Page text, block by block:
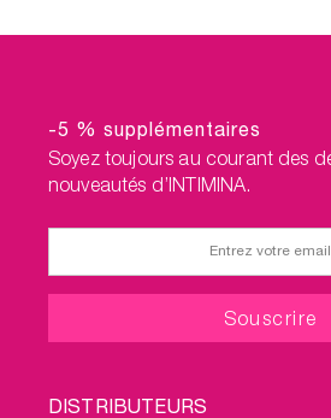
-5 % supplémentaires
Soyez toujours au courant des
nouveautés d’INTIMINA.
FOOTER
DISTRIBUTEURS